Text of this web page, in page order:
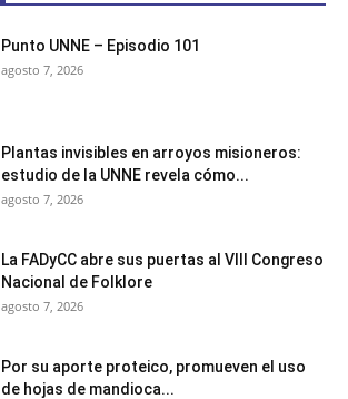
Punto UNNE – Episodio 101
agosto 7, 2026
Plantas invisibles en arroyos misioneros:
estudio de la UNNE revela cómo...
agosto 7, 2026
La FADyCC abre sus puertas al VIII Congreso
Nacional de Folklore
agosto 7, 2026
Por su aporte proteico, promueven el uso
de hojas de mandioca...